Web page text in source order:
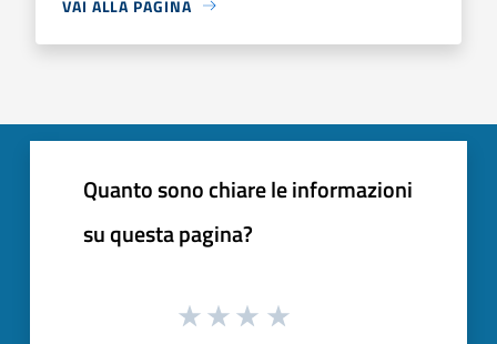
VAI ALLA PAGINA
Quanto sono chiare le informazioni
su questa pagina?